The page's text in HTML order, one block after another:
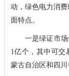
动，绿色电力消
面特点。
一是绿证市场
1亿个，其中可交
蒙古自治区和四川